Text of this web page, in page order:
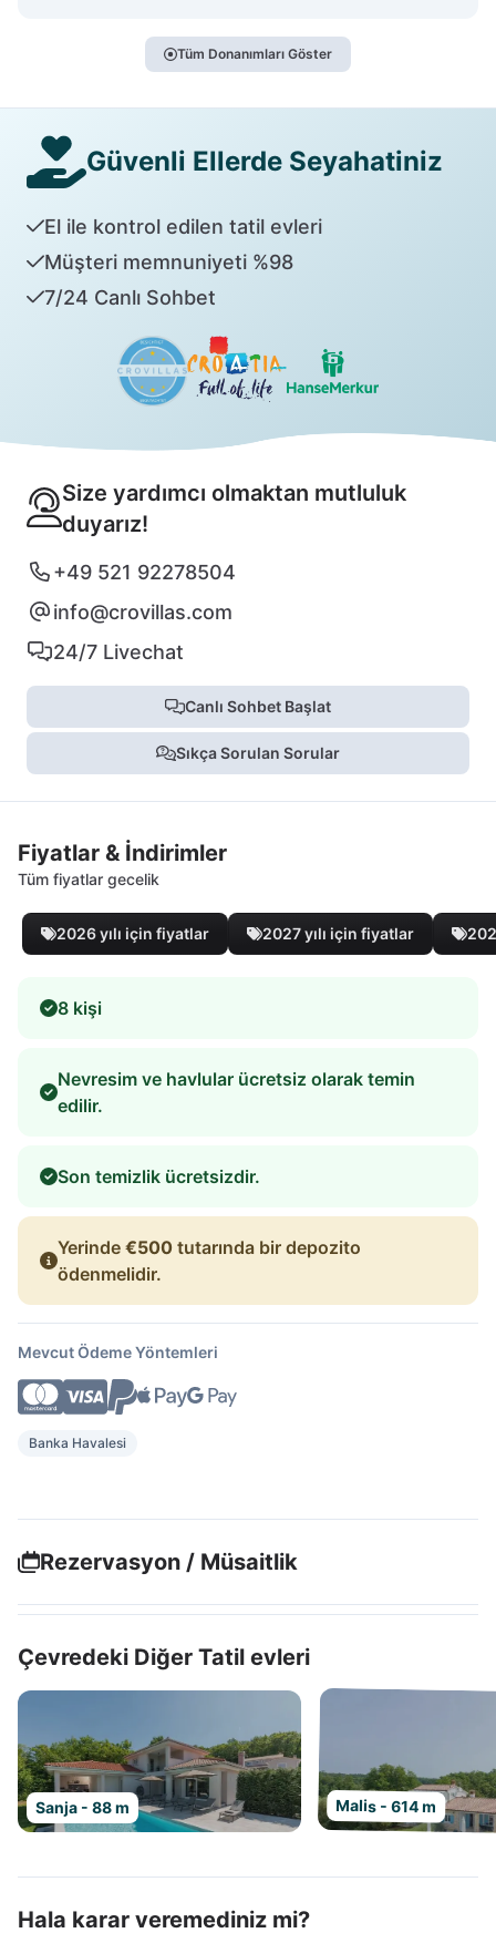
Tüm Donanımları Göster
Güvenli Ellerde Seyahatiniz
El ile kontrol edilen tatil evleri
Müşteri memnuniyeti %98
7/24 Canlı Sohbet
Size yardımcı olmaktan mutluluk
duyarız!
+49 521 92278504
info@crovillas.com
24/7 Livechat
Canlı Sohbet Başlat
Sıkça Sorulan Sorular
Fiyatlar & İndirimler
Tüm fiyatlar gecelik
2026 yılı için fiyatlar 2027 yılı için fiyatlar
8 kişi
Nevresim ve havlular ücretsiz olarak temin
edilir.
Son temizlik ücretsizdir.
Yerinde €500 tutarında bir depozito
ödenmelidir.
Mevcut Ödeme Yöntemleri
Banka Havalesi
Rezervasyon / Müsaitlik
Çevredeki Diğer Tatil evleri
Sanja - 88 m Malis - 614 m
Hala karar veremediniz mi?